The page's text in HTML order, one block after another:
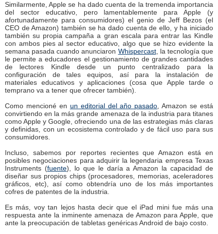
Similarmente, Apple se ha dado cuenta de la tremenda importancia
del sector educativo, pero lamentablemente para Apple (y
afortunadamente para consumidores) el genio de Jeff Bezos (el
CEO de Amazon) también se ha dado cuenta de ello, y ha iniciado
también su propia campaña a gran escala para entrar las Kindle
con ambos pies al sector educativo, algo que se hizo evidente la
semana pasada cuando anunciaron Whispercast, la tecnología que
le permite a educadores el gestionamiento de grandes cantidades
de lectores Kindle desde un punto centralizado para la
configuración de tales equipos, así para la instalación de
materiales educativos y aplicaciones (cosa que Apple tarde o
temprano va a tener que ofrecer también).
Como mencioné en un editorial del año pasado , Amazon se está
convirtiendo en la más grande amenaza de la industria para titanes
como Apple y Google, ofreciendo una de las estrategias más claras
y definidas, con un ecosistema controlado y de fácil uso para sus
consumidores.
Incluso, sabemos por reportes recientes que Amazon está en
posibles negociaciones para adquirir la legendaria empresa Texas
Instruments (fuente), lo que le daría a Amazon la capacidad de
diseñar sus propios chips (procesadores, memorias, aceleradores
gráficos, etc), así como obtendría uno de los más importantes
cofres de patentes de la industria.
Es más, voy tan lejos hasta decir que el iPad mini fue más una
respuesta ante la inminente amenaza de Amazon para Apple, que
ante la preocupación de tabletas genéricas Android de bajo costo.